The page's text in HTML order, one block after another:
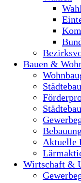
Bauen &
Aktuelle
Wirtschaft &